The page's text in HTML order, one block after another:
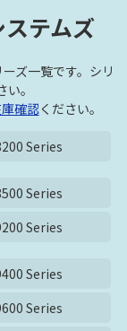
テムズ
ズ一覧です。シリ
。
確認ください。
Series
Series
Series
Series
Series